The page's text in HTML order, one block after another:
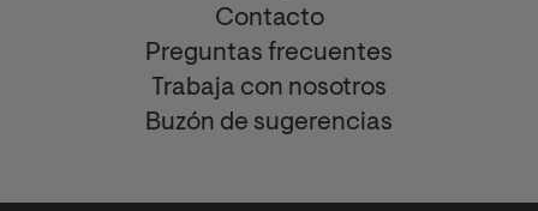
Contacto
Preguntas frecuentes
Trabaja con nosotros
Buzón de sugerencias